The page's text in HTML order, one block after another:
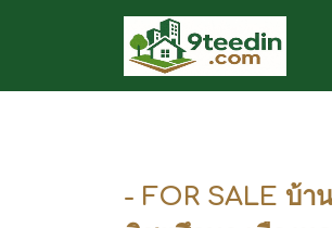
- FOR SALE บ้า